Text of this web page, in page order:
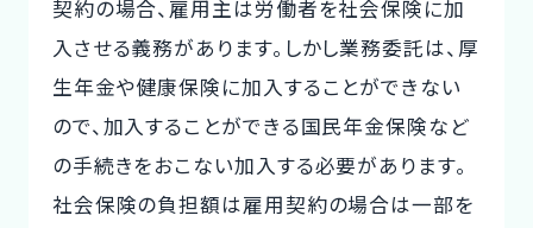
契約の場合、雇用主は労働者を社会保険に加
入させる義務があります。しかし業務委託は、厚
生年金や健康保険に加入することができない
ので、加入することができる国民年金保険など
の手続きをおこない加入する必要があります。
社会保険の負担額は雇用契約の場合は一部を